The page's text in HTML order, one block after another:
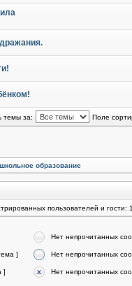
темы за: Поле
образование
пользователей и гости:
Нет непрочитанных
] Нет непрочитанных
] Нет непрочитанных